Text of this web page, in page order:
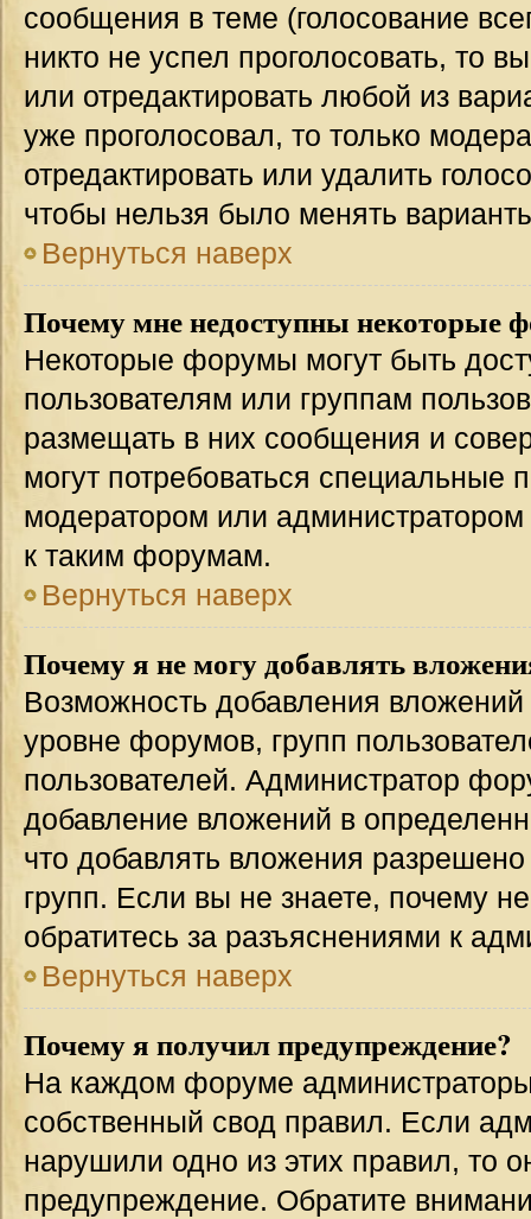
сообщения в теме (голосование
никто не успел проголосовать, то
или отредактировать любой из
уже проголосовал, то только
отредактировать или удалить
чтобы нельзя было менять
Вернуться наверх
Почему мне недоступны некоторые
Некоторые форумы могут быть
пользователям или группам
размещать в них сообщения и
могут потребоваться специальные
модератором или
к таким форумам.
Вернуться наверх
Почему я не могу добавлять
Возможность добавления
уровне форумов, групп
пользователей. Администратор
добавление вложений в
что добавлять вложения
групп. Если вы не знаете, почему
обратитесь за разъяснениями к
Вернуться наверх
Почему я получил предупреждение?
На каждом форуме
собственный свод правил. Если
нарушили одно из этих правил, то
предупреждение. Обратите